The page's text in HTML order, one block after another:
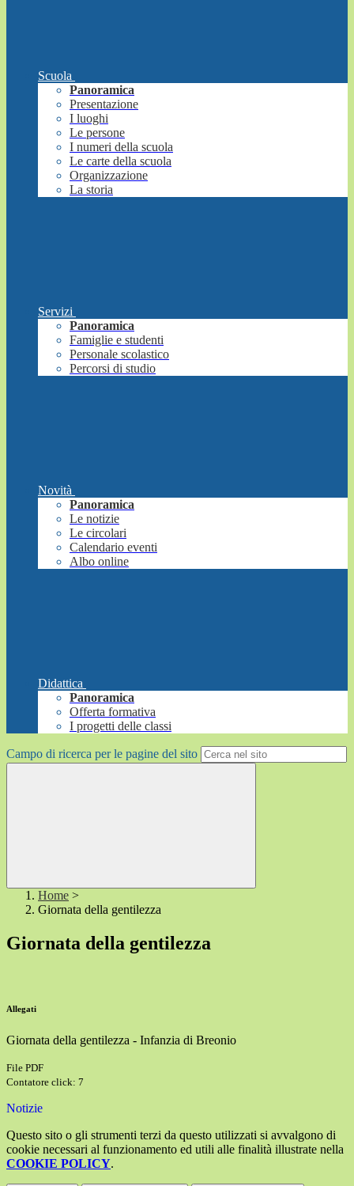
Scuola
Panoramica
Presentazione
I luoghi
Le persone
I numeri della scuola
Le carte della scuola
Organizzazione
La storia
Servizi
Panoramica
Famiglie e studenti
Personale scolastico
Percorsi di studio
Novità
Panoramica
Le notizie
Le circolari
Calendario eventi
Albo online
Didattica
Panoramica
Offerta formativa
I progetti delle classi
Campo di ricerca per le pagine del sito
Home >
Giornata della gentilezza
Giornata della gentilezza
Allegati
Giornata della gentilezza - Infanzia di Breonio
File PDF
Contatore click: 7
Notizie
Questo sito o gli strumenti terzi da questo utilizzati si avvalgono di
cookie necessari al funzionamento ed utili alle finalità illustrate nella
COOKIE POLICY.